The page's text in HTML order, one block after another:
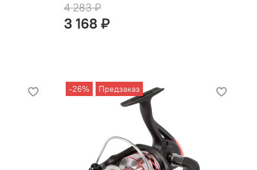
4 283 ₽
3 168 ₽
-26% Предзаказ